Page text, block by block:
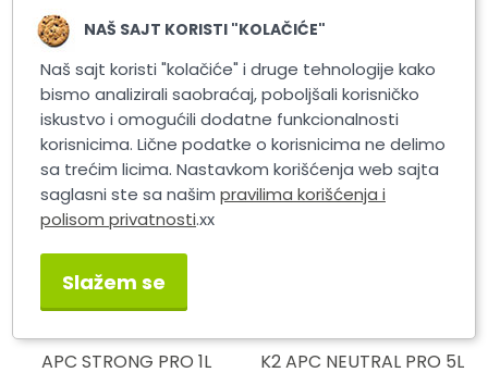
Povezani proizvodi
APC STRONG PRO 1L K2 APC NEUTRAL PRO 5L
NAŠ SAJT KORISTI "KOLAČIĆE"
Naš sajt koristi "kolačiće" i druge tehnologije kako
bismo analizirali saobraćaj, poboljšali korisničko
iskustvo i omogućili dodatne funkcionalnosti
korisnicima. Lične podatke o korisnicima ne delimo
sa trećim licima. Nastavkom korišćenja web sajta
saglasni ste sa našimpravilima korišćenja i
polisom privatnosti.xx
Slažem se